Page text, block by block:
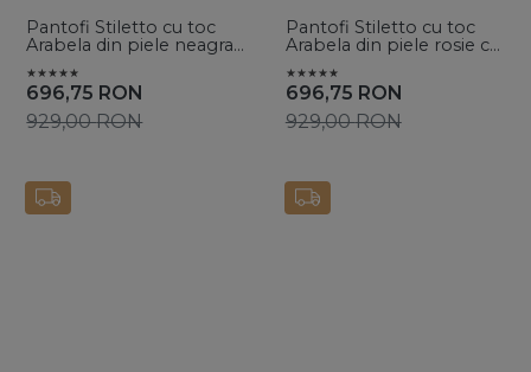
Pantofi Stiletto cu toc
Arabela din piele neagra
696,75 RON
929,00RON
Pantofi Stiletto cu toc
Arabela din piele rosie cu
696,75 RON
929,00RON